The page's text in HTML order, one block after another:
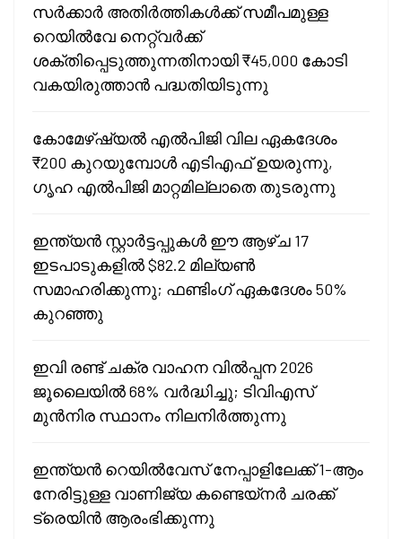
സർക്കാർ അതിർത്തികൾക്ക് സമീപമുള്ള
റെയിൽവേ നെറ്റ്‌വർക്ക്
ശക്തിപ്പെടുത്തുന്നതിനായി ₹45,000 കോടി
വകയിരുത്താൻ പദ്ധതിയിടുന്നു
കോമേഴ്ഷ്യൽ എൽപിജി വില ഏകദേശം
₹200 കുറയുമ്പോൾ എടിഎഫ് ഉയരുന്നു,
ഗൃഹ എൽപിജി മാറ്റമില്ലാതെ തുടരുന്നു
ഇന്ത്യൻ സ്റ്റാർട്ടപ്പുകൾ ഈ ആഴ്ച 17
ഇടപാടുകളിൽ $82.2 മില്യൺ
സമാഹരിക്കുന്നു; ഫണ്ടിംഗ് ഏകദേശം 50%
കുറഞ്ഞു
ഇവി രണ്ട് ചക്ര വാഹന വിൽപ്പന 2026
ജൂലൈയിൽ 68% വർദ്ധിച്ചു; ടിവിഎസ്
മുൻനിര സ്ഥാനം നിലനിർത്തുന്നു
ഇന്ത്യൻ റെയിൽവേസ് നേപ്പാളിലേക്ക് 1-ആം
നേരിട്ടുള്ള വാണിജ്യ കണ്ടെയ്‌നർ ചരക്ക്
ട്രെയിൻ ആരംഭിക്കുന്നു